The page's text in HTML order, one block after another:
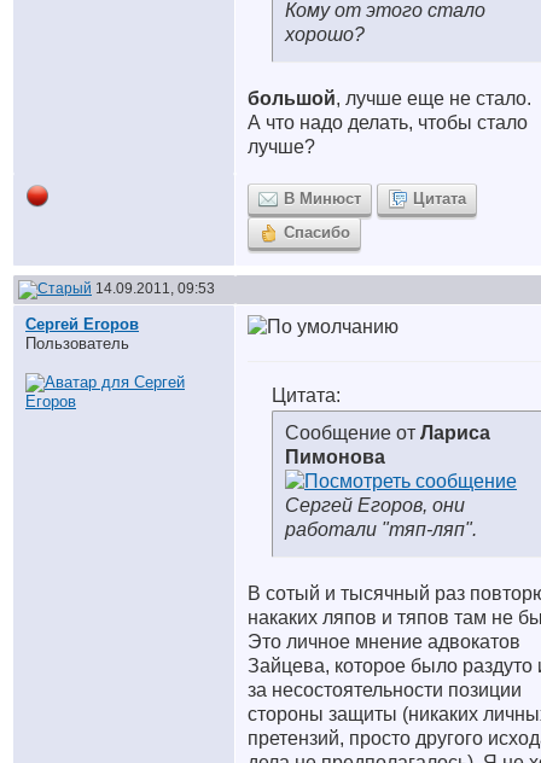
Кому от этого стало
хорошо?
большой, лучше еще не стало.
А что надо делать, чтобы стало
лучше?
В Минюст
Цитата
Спасибо
14.09.2011, 09:53
Сергей Егоров
Пользователь
Цитата:
Сообщение от Лариса
Пимонова
Сергей Егоров, они
работали "тяп-ляп".
В сотый и тысячный раз
накаких ляпов и тяпов там не
Это личное мнение адвокатов
Зайцева, которое было раздуто
за несостоятельности позиции
стороны защиты (никаких
претензий, просто другого